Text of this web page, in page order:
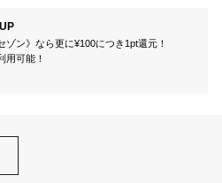
ン》なら更に¥100につき1pt還元！
用可能！